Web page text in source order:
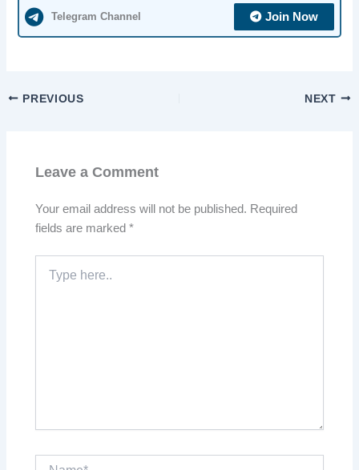
Telegram Channel Join Now
PREVIOUS NEXT
Leave a Comment
Your email address will not be published. Required
fields are marked*
here..
Name*